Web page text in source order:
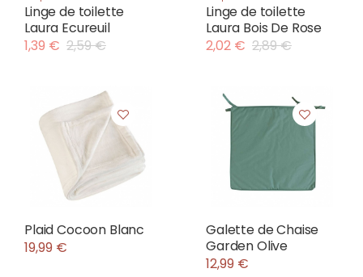
Linge de toilette
Laura Ecureuil
1,39 € 2,59 €
Linge de toilette
Laura Bois De Rose
2,02 € 2,89 €
Plaid Cocoon Blanc
19,99 €
Galette de Chaise
Garden Olive
12,99 €